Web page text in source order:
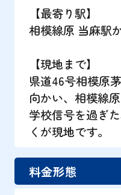
【最寄り駅】
相模線原 当麻駅
【現地まで】
県道46号相模原
向かい、相模線
学校信号を過ぎ
くが現地です。
料金形態